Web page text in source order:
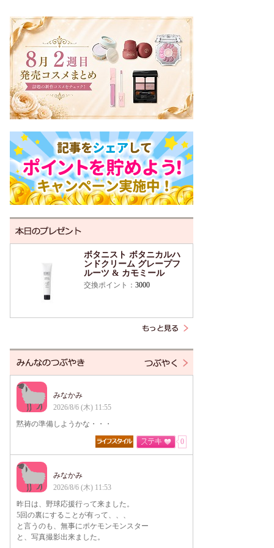
ボタニスト ボタニカルハ
ンドクリーム グレープフ
ルーツ & カモミール
交換ポイント： 3000
みなかみ
2026/8/6 (木) 11:55
黙祷の準備しようかな・・・
0
みなかみ
2026/8/6 (木) 11:53
昨日は、野球応援行って来ました。
5回の裏にすることが有って、、、
と言うのも、無事にポケモンモンスター
と、写真撮影出来ました。